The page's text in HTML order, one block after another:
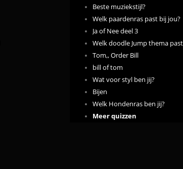
Beste muziekstijl?
Welk paardenras past bij jou?
Ja of Nee deel 3
Welk doodle Jump thema
Tom,, Order Bill
bill of tom
Wat voor styl ben jij?
Bijen
Welk Hondenras ben jij?
Meer quizzen